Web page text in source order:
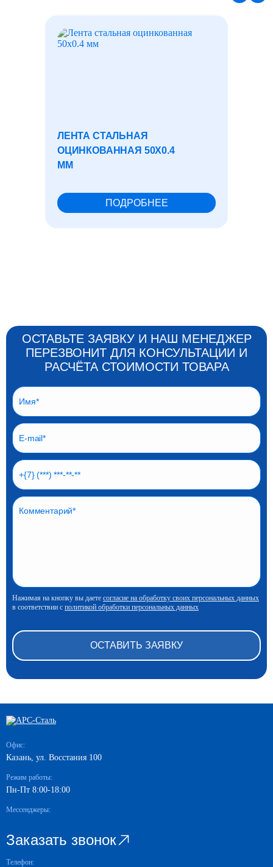
ЛЕНТА СТАЛЬНАЯ
ОЦИНКОВАННАЯ 50X0.4
ММ
ПОДРОБНЕЕ
ОСТАВЬТЕ ЗАЯВКУ И НАШ МЕНЕДЖЕР
ПЕРЕЗВОНИТ ДЛЯ КОНСУЛЬТАЦИИ И
РАСЧЁТА СТОИМОСТИ ТОВАРА
Нажимая на кнопку вы даете согласие на обработку своих персональных данных
в соответствии с политикой обработки персональных данных
Офис:
Казань, ул. Восстания 100
Режим работы:
Пн-Пт 8:00-18:00
Мессенджеры:
Заказать звонок
Телефон: